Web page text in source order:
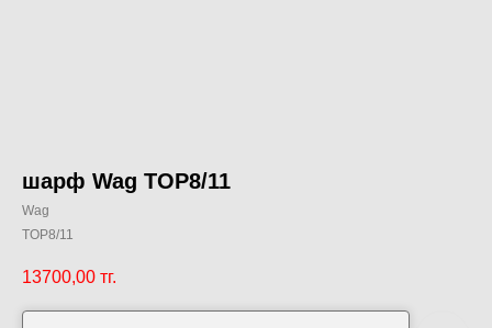
шарф Wag TOP8/11
Wag
TOP8/11
13700,00 тг.